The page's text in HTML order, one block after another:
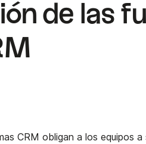
de las
CRM obligan a los equipos